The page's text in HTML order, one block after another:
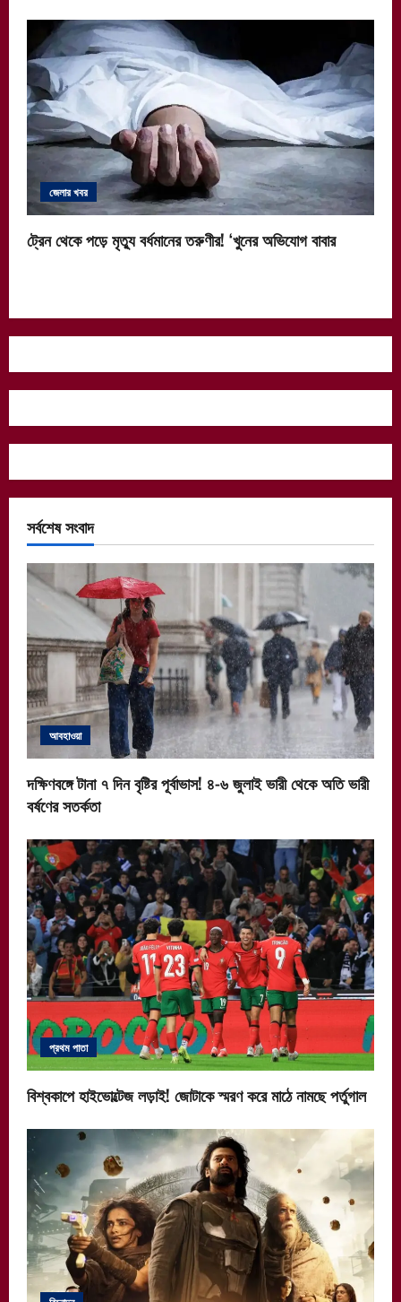
জেলার খবর
ট্রেন থেকে পড়ে মৃত্যু বর্ধমানের তরুণীর! ‘খুনের অভিযোগ বাবার
সর্বশেষ সংবাদ
আবহাওয়া
দক্ষিণবঙ্গে টানা ৭ দিন বৃষ্টির পূর্বাভাস! ৪-৬ জুলাই ভারী থেকে অতি ভারী
বর্ষণের সতর্কতা
প্রথম পাতা
বিশ্বকাপে হাইভোল্টেজ লড়াই! জোটাকে স্মরণ করে মাঠে নামছে পর্তুগাল